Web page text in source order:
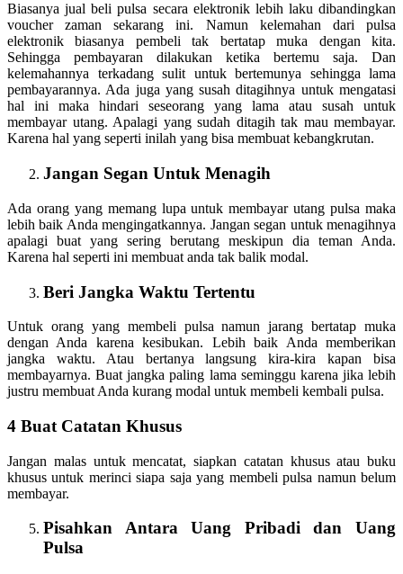
Biasanya jual beli pulsa secara elektronik lebih laku dibandingkan
voucher zaman sekarang ini. Namun kelemahan dari pulsa
elektronik biasanya pembeli tak bertatap muka dengan kita.
Sehingga pembayaran dilakukan ketika bertemu saja. Dan
kelemahannya terkadang sulit untuk bertemunya sehingga lama
pembayarannya. Ada juga yang susah ditagihnya untuk mengatasi
hal ini maka hindari seseorang yang lama atau susah untuk
membayar utang. Apalagi yang sudah ditagih tak mau membayar.
Karena hal yang seperti inilah yang bisa membuat kebangkrutan.
Jangan Segan Untuk Menagih
Ada orang yang memang lupa untuk membayar utang pulsa maka
lebih baik Anda mengingatkannya. Jangan segan untuk menagihnya
apalagi buat yang sering berutang meskipun dia teman Anda.
Karena hal seperti ini membuat anda tak balik modal.
Beri Jangka Waktu Tertentu
Untuk orang yang membeli pulsa namun jarang bertatap muka
dengan Anda karena kesibukan. Lebih baik Anda memberikan
jangka waktu. Atau bertanya langsung kira-kira kapan bisa
membayarnya. Buat jangka paling lama seminggu karena jika lebih
justru membuat Anda kurang modal untuk membeli kembali pulsa.
4 Buat Catatan Khusus
Jangan malas untuk mencatat, siapkan catatan khusus atau buku
khusus untuk merinci siapa saja yang membeli pulsa namun belum
membayar.
Pisahkan Antara Uang Pribadi dan Uang
Pulsa